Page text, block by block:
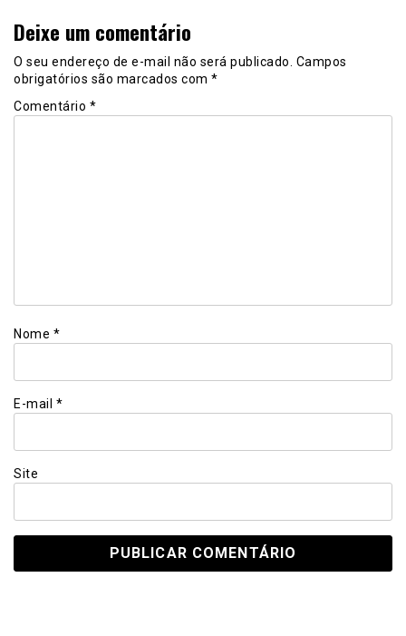
Deixe um comentário
O seu endereço de e-mail não será publicado. Campos
obrigatórios são marcados com *
Comentário *
Nome *
E-mail *
Site